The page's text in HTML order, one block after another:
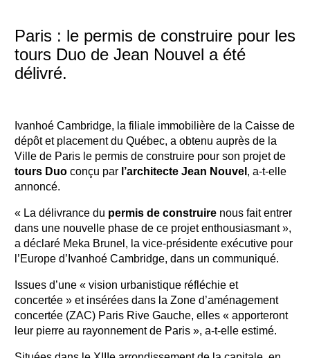
Paris : le permis de construire pour les
tours Duo de Jean Nouvel a été
délivré.
Ivanhoé Cambridge, la filiale immobilière de la Caisse de
dépôt et placement du Québec, a obtenu auprès de la
Ville de Paris le permis de construire pour son projet de
tours Duo conçu par l’architecte Jean Nouvel , a-t-elle
annoncé.
« La délivrance du permis de construire nous fait entrer
dans une nouvelle phase de ce projet enthousiasmant »,
a déclaré Meka Brunel, la vice-présidente exécutive pour
l’Europe d’Ivanhoé Cambridge, dans un communiqué.
Issues d’une « vision urbanistique réfléchie et
concertée » et insérées dans la Zone d’aménagement
concertée (ZAC) Paris Rive Gauche, elles « apporteront
leur pierre au rayonnement de Paris », a-t-elle estimé.